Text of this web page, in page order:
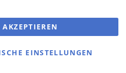
EINSTELLUNGEN